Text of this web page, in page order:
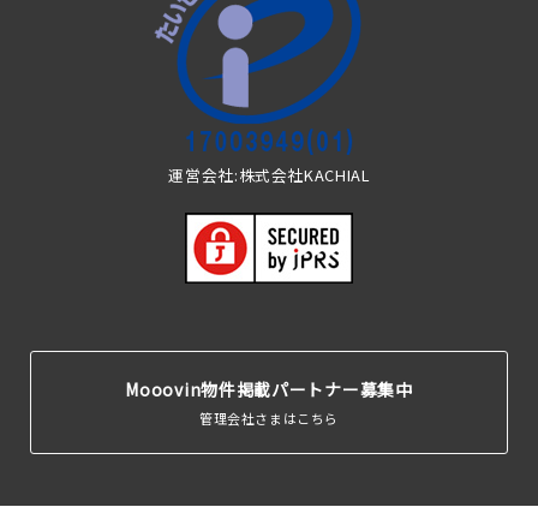
運営会社:株式会社KACHIAL
Mooovin物件掲載パートナー募集中
管理会社さまはこちら